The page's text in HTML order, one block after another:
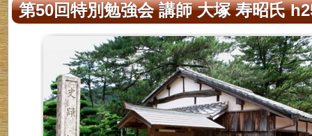
第50回特別勉強会 講師 大塚 寿昭氏